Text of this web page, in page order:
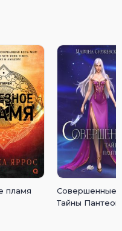
пламя
Совершенные.
Тайны